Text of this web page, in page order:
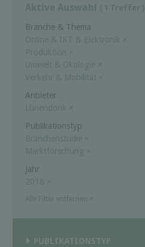
Aktive Auswahl ( 1 Treffer )
Branche & Thema
Online & IKT & Elektronik ×
Produktion ×
Umwelt & Ökologie ×
Verkehr & Mobilität ×
Anbieter
Lünendonk ×
Publikationstyp
Branchenstudie ×
Marktforschung ×
Jahr
2016 ×
PUBLIKATIONSTYP